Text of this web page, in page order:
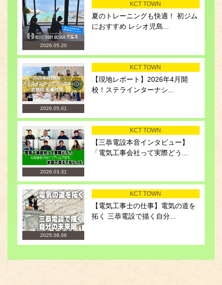
2026.05.20
KCT TOWN
夏のトレーニングも快適！ 初ジム
におすすめ レシオ児島...
2026.05.01
KCT TOWN
【現地レポート】2026年4月開
校！ステラインターナシ...
2026.03.31
KCT TOWN
【三恭電設本音インタビュー】
「電気工事会社って実際どう...
2025.08.06
KCT TOWN
【電気工事士の仕事】電気の道を
拓く 三恭電設で描く自分...